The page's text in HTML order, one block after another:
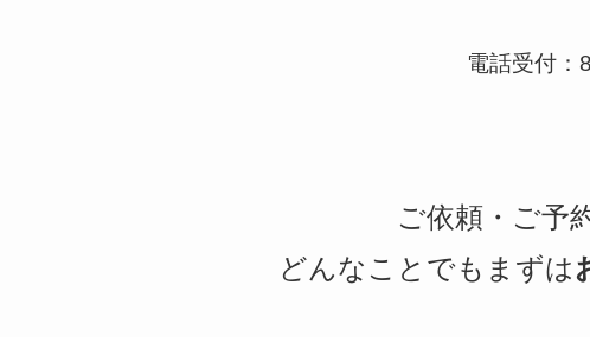
電話受付：
ご依頼・ご予
どんなことでもまずは